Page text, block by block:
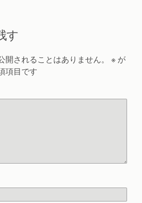
す
開されることはありません。 ※ が
項目です